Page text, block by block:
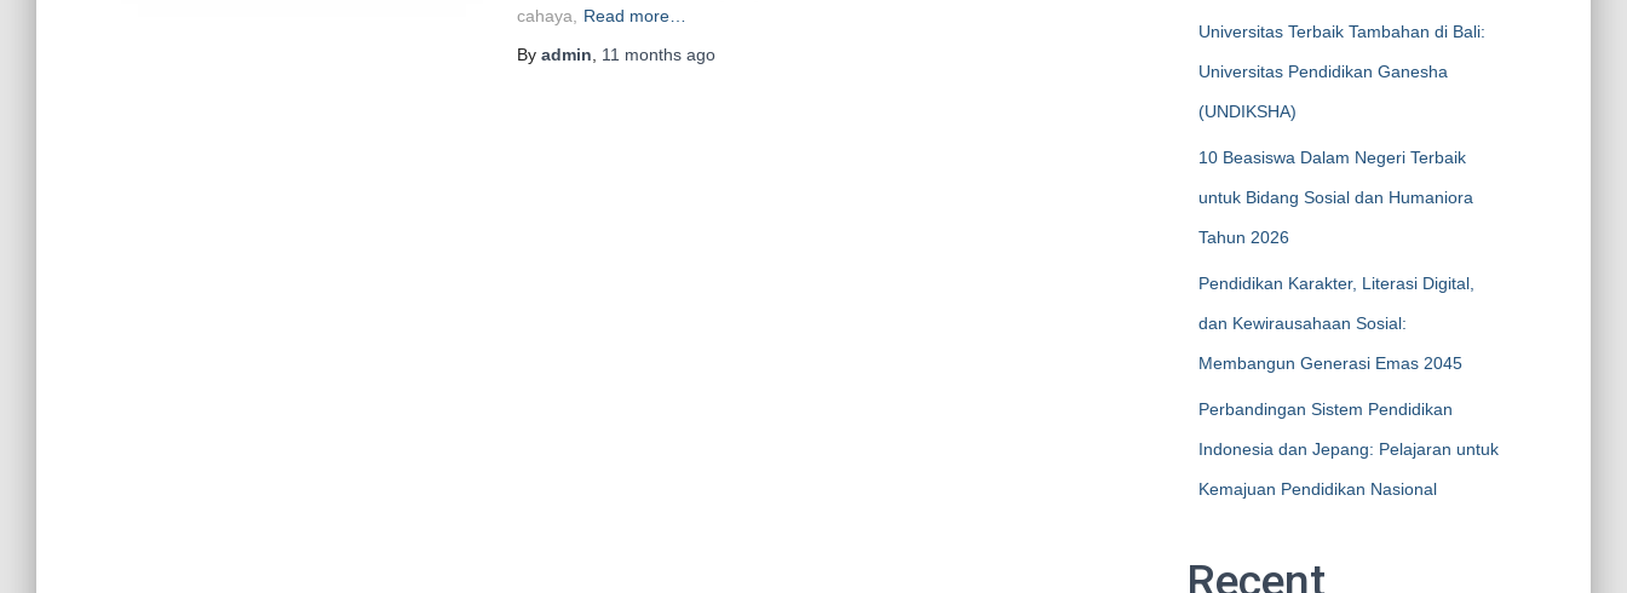
cahaya,
Read more…
By admin 11 months ago
Universitas Terbaik Tambahan di Bali:
Universitas Pendidikan Ganesha
(UNDIKSHA)
10 Beasiswa Dalam Negeri Terbaik
untuk Bidang Sosial dan Humaniora
Tahun 2026
Pendidikan Karakter, Literasi Digital,
dan Kewirausahaan Sosial:
Membangun Generasi Emas 2045
Perbandingan Sistem Pendidikan
Indonesia dan Jepang: Pelajaran untuk
Kemajuan Pendidikan Nasional
Recent